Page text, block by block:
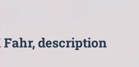
description